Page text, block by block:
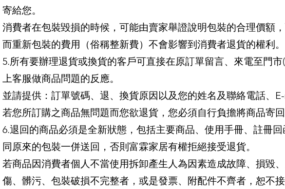
寄給您。
消費者在包裝毀損的時候，可能由賣家舉證說明包裝的合理價額，
而重新包裝的費用（俗稱整新費）不會影響到消費者退貨的權利。
5.所有要辦理退貨或換貨的客戶可直接在原訂單留言、來電至門市
上客服做商品問題的反應。
並請提供：訂單號碼、退、換貨原因以及您的姓名及聯絡電話、E-
若您所訂購之商品無問題而您欲退貨，您必須自行負擔將商品寄回
6.退回的商品必須是全新狀態，包括主要商品、使用手冊、註冊
同原來的包裝一併送回，否則富霖家居有權拒絕接受退貨。
若商品因消費者個人不當使用拆卸產生人為因素造成故障、損毀
傷、髒污、包裝破損不完整者，或是發票、附配件不齊者，恕不接